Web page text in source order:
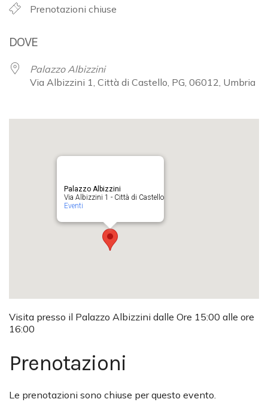
Prenotazioni chiuse
DOVE
Palazzo Albizzini
Via Albizzini 1, Città di Castello, PG, 06012, Umbria
Palazzo Albizzini
Via Albizzini 1 - Città di Castello
Eventi
Visita presso il Palazzo Albizzini dalle Ore 15:00 alle ore
16:00
Prenotazioni
Le prenotazioni sono chiuse per questo evento.